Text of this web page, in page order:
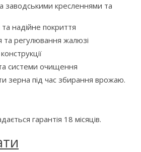
заводськими кресленнями та
та надійне покриття
та регулювання жалюзі
системи очищення
зерна під час збирання врожаю.
гарантія 18 місяців.